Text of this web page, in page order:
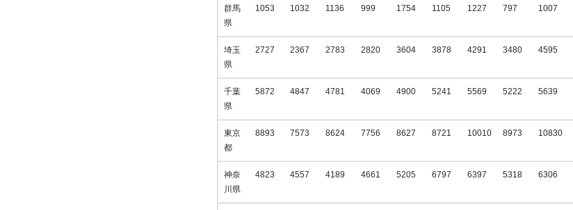
群馬
県
1053 1032 1136 999 1754 1105 1227 797 1007
埼玉
県
2727 2367 2783 2820 3604 3878 4291 3480 4595
千葉
県
5872 4847 4781 4069 4900 5241 5569 5222 5639
東京
都
8893 7573 8624 7756 8627 8721 10010 8973 10830
神奈
川県
4823 4557 4189 4661 5205 6797 6397 5318 6306